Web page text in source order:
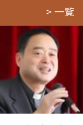
一覧